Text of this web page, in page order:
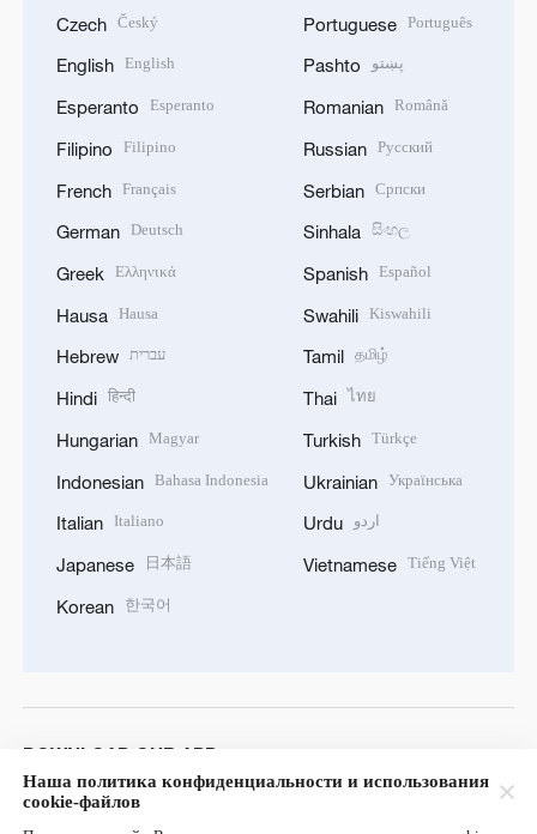
Czech Český
English English
Esperanto Esperanto
Filipino Filipino
French Français
German Deutsch
Greek Ελληνικά
Hausa Hausa
Hebrew עברית
Hindi हिन्दी
Hungarian Magyar
Indonesian Bahasa Indonesia
Italian Italiano
Japanese 日本語
Korean 한국어
Portuguese Português
Pashto پښتو
Romanian Română
Russian Русский
Serbian Српски
Sinhala සිංහල
Spanish Español
Swahili Kiswahili
Tamil தமிழ்
Thai ไทย
Turkish Türkçe
Ukrainian Українська
Urdu اردو
Vietnamese Tiếng Việt
DOWNLOAD OUR APP
Наша политика конфиденциальности и использования
cookie-файлов